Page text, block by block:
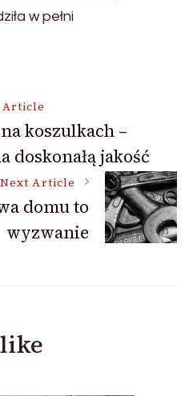
w pełni
Article
koszulkach –
doskonałą jakość
Next Article
domu to
wyzwanie